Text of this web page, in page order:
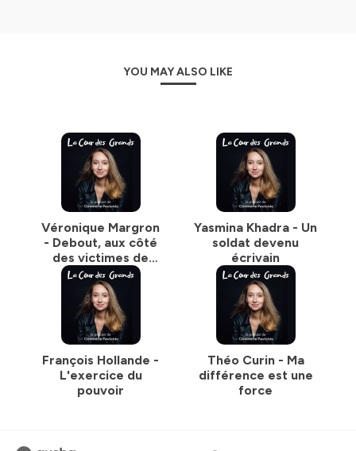
YOU MAY ALSO LIKE
Véronique Margron
- Debout, aux côté
des victimes de
l'Eglise
Yasmina Khadra - Un
soldat devenu
écrivain
François Hollande -
L'exercice du
pouvoir
Théo Curin - Ma
différence est une
force